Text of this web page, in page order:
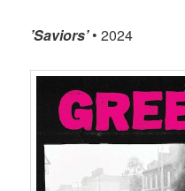
’Saviors’• 2024